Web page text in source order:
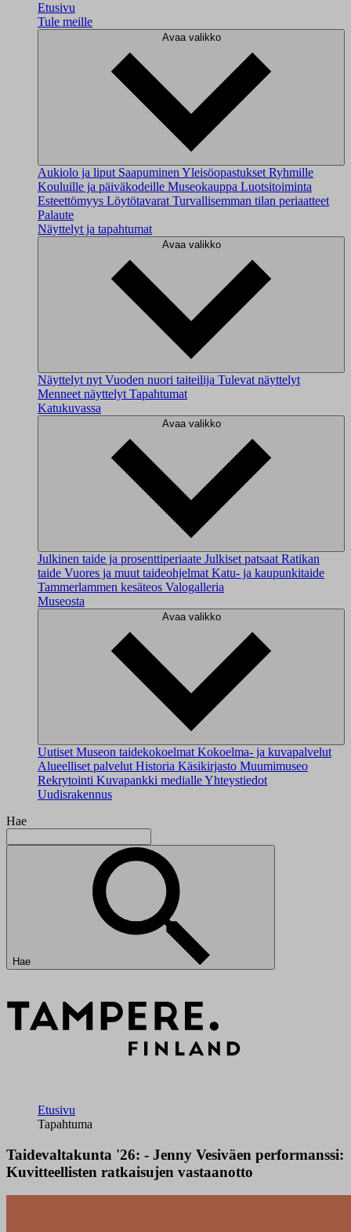
Etusivu
Tule meille
Avaa valikko
Aukiolo ja liput Saapuminen Yleisöopastukset Ryhmille
Kouluille ja päiväkodeille Museokauppa Luotsitoiminta
Esteettömyys Löytötavarat Turvallisemman tilan periaatteet
Palaute
Näyttelyt ja tapahtumat
Avaa valikko
Näyttelyt nyt Vuoden nuori taiteilija Tulevat näyttelyt
Menneet näyttelyt Tapahtumat
Katukuvassa
Avaa valikko
Julkinen taide ja prosenttiperiaate Julkiset patsaat Ratikan
taide Vuores ja muut taideohjelmat Katu- ja kaupunkitaide
Tammerlammen kesäteos Valogalleria
Museosta
Avaa valikko
Uutiset Museon taidekokoelmat Kokoelma- ja kuvapalvelut
Alueelliset palvelut Historia Käsikirjasto Muumimuseo
Rekrytointi Kuvapankki medialleYhteystiedot
Uudisrakennus
Hae
Hae
Etusivu
Tapahtuma
Taidevaltakunta '26: - Jenny Vesiväen performanssi:
Kuvitteellisten ratkaisujen vastaanotto